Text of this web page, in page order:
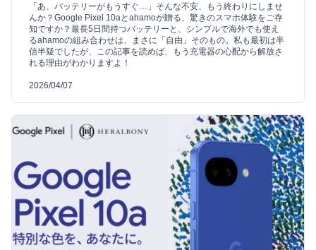
「あ、バッテリーがもうすぐ…」そんな不安、もう終わりにしませ
んか？Google Pixel 10aとahamoが贈る、驚きのスマホ体験をご存
知ですか？最長5日間持つバッテリーと、シンプルで海外でも使え
るahamoの組み合わせは、まさに「自由」そのもの。私も最初は半
信半疑でしたが、この記事を読めば、もう充電器の心配から解放さ
れる理由がわかりますよ！
2026/04/07